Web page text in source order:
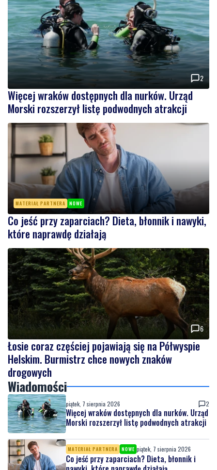
2
Więcej wraków dostępnych dla nurków. Urząd
Morski rozszerzył listę podwodnych atrakcji
MATERIAŁ PARTNERA NOWE
Co jeść przy zaparciach? Dieta, błonnik i nawyki,
które naprawdę działają
6
Łosie coraz częściej pojawiają się na Półwyspie
Helskim. Burmistrz chce nowych znaków
drogowych
Wiadomości
Morski rozszerzył listę podwodnych atrakcji
MATERIAŁ PARTNERA NOWE piątek, 7 sierpnia 2026
Co jeść przy zaparciach? Dieta, błonnik i
piątek, 7 sierpnia 2026
Łosie coraz częściej pojawiają się na